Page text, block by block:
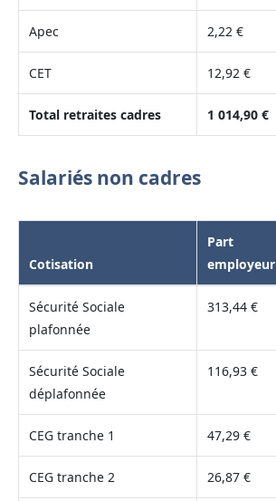
Apec 2,22 €
CET 12,92 €
Total retraites cadres 1 014,90 €
Salariés non cadres
Cotisation
Part
employeur
Sécurité Sociale
plafonnée
313,44 €
Sécurité Sociale
déplafonnée
116,93 €
CEG tranche 1 47,29 €
CEG tranche 2 26,87 €